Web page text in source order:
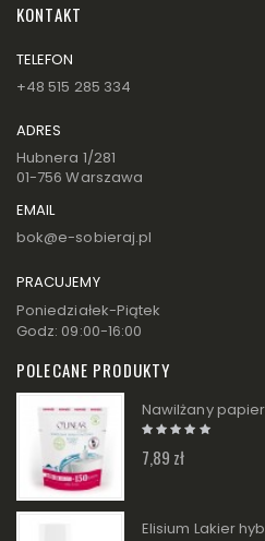
KONTAKT
TELEFON
+48 515 285 334
ADRES
Hubnera 1/281
01-756 Warszawa
EMAIL
bok@e-sobieraj.pl
PRACUJEMY
Poniedziałek-Piątek
Godz: 09:00-16:00
POLECANE PRODUKTY
7,89 zł